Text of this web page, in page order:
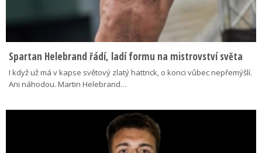
Spartan Helebrand řádí, ladí formu na mistrovství světa
I když už má v kapse světový zlatý hattrick, o konci vůbec nepřemýšlí.
Ani náhodou. Martin Helebrand…